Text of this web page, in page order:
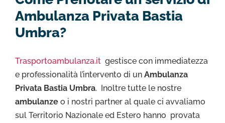
Ambulanza Privata Bastia
Umbra?
Trasportoambulanza.it gestisce con immediatezza
e professionalità l’intervento di un Ambulanza
Privata Bastia Umbra. Inoltre tutte le nostre
ambulanze o i nostri partner al quale ci avvaliamo
sul Territorio Nazionale ed Estero hanno provata